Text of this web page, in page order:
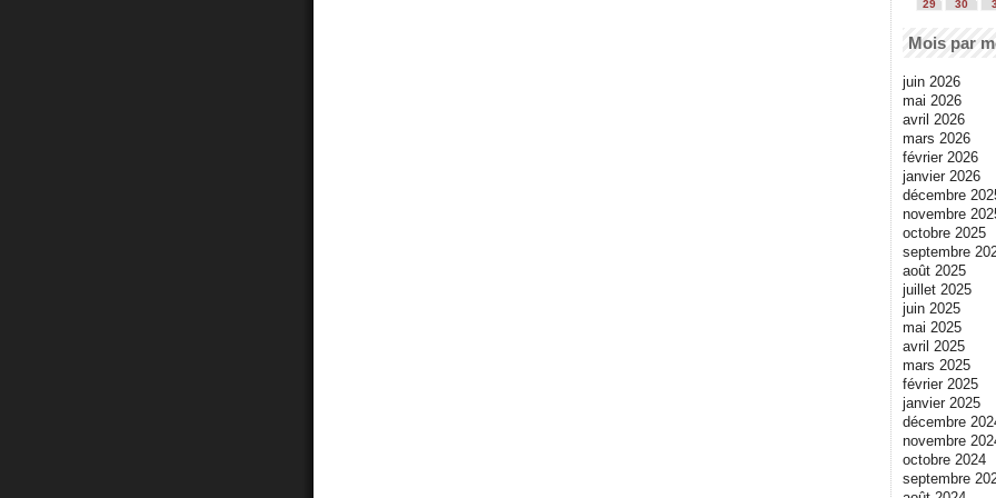
29
30
Mois par
juin 2026
mai 2026
avril 2026
mars 2026
février 2026
janvier 2026
décembre
novembre
octobre 2025
septembre
août 2025
juillet 2025
juin 2025
mai 2025
avril 2025
mars 2025
février 2025
janvier 2025
décembre
novembre
octobre 2024
septembre